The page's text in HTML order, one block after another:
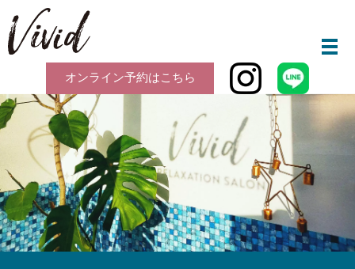
メ
オンライン予約はこちら